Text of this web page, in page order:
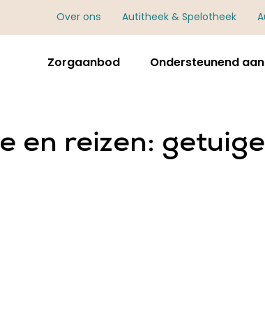
Over ons Autitheek & Spelotheek
Zorgaanbod Ondersteunend
en reizen: